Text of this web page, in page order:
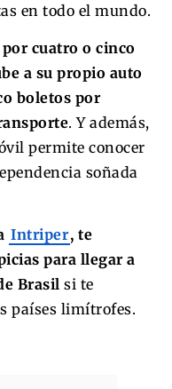
en todo el mundo.
cuatro o cinco
a su propio auto
boletos por
. Y además,
permite conocer
soñada
Intriper, te
para llegar a
Brasil si te
países limítrofes.